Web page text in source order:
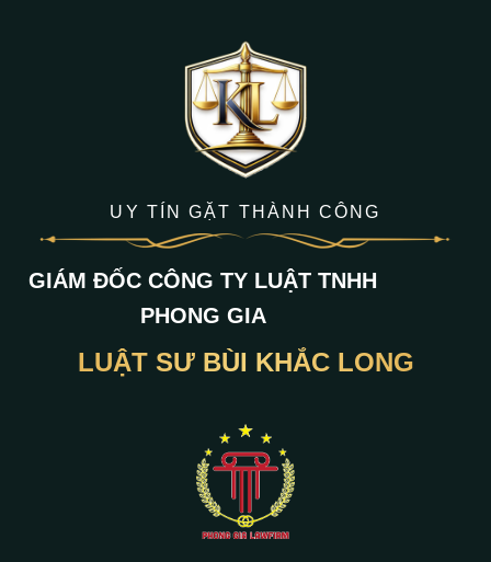
UY TÍN GẶT THÀNH CÔNG
GIÁM ĐỐC CÔNG TY LUẬT TNHH
PHONG GIA
LUẬT SƯ BÙI KHẮC LONG